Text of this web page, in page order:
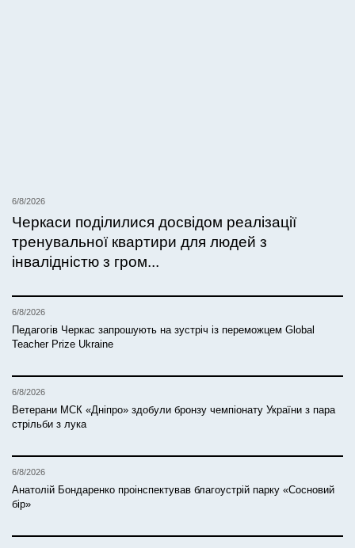
6/8/2026
Черкаси поділилися досвідом реалізації
тренувальної квартири для людей з
інвалідністю з гром...
6/8/2026
Педагогів Черкас запрошують на зустріч із переможцем Global
Teacher Prize Ukraine
6/8/2026
Ветерани МСК «Дніпро» здобули бронзу чемпіонату України з пара
стрільби з лука
6/8/2026
Анатолій Бондаренко проінспектував благоустрій парку «Сосновий
бір»